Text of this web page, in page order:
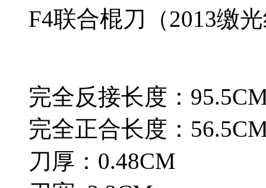
F4联合棍刀（2013缴
完全反接长度：
完全正合长度：
刀厚：0.48CM